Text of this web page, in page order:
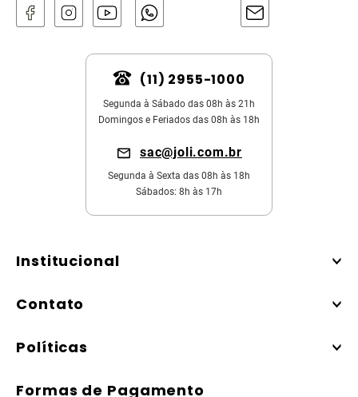
(11) 2955-1000
Segunda à Sábado das 08h às 21h
Domingos e Feriados das 08h às 18h
sac@joli.com.br
Segunda à Sexta das 08h às 18h
Sábados: 8h às 17h
Institucional
Contato
Políticas
Formas de Pagamento